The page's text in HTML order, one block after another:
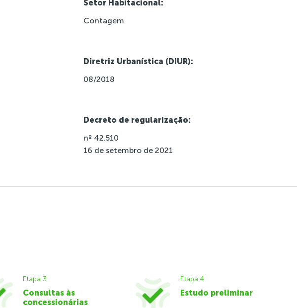
Setor Habitacional:
Contagem
Diretriz Urbanística (DIUR):
08/2018
Decreto de regularização:
nº 42.510
16 de setembro de 2021
Etapa 3
Consultas às
concessionárias
Etapa 4
Estudo preliminar